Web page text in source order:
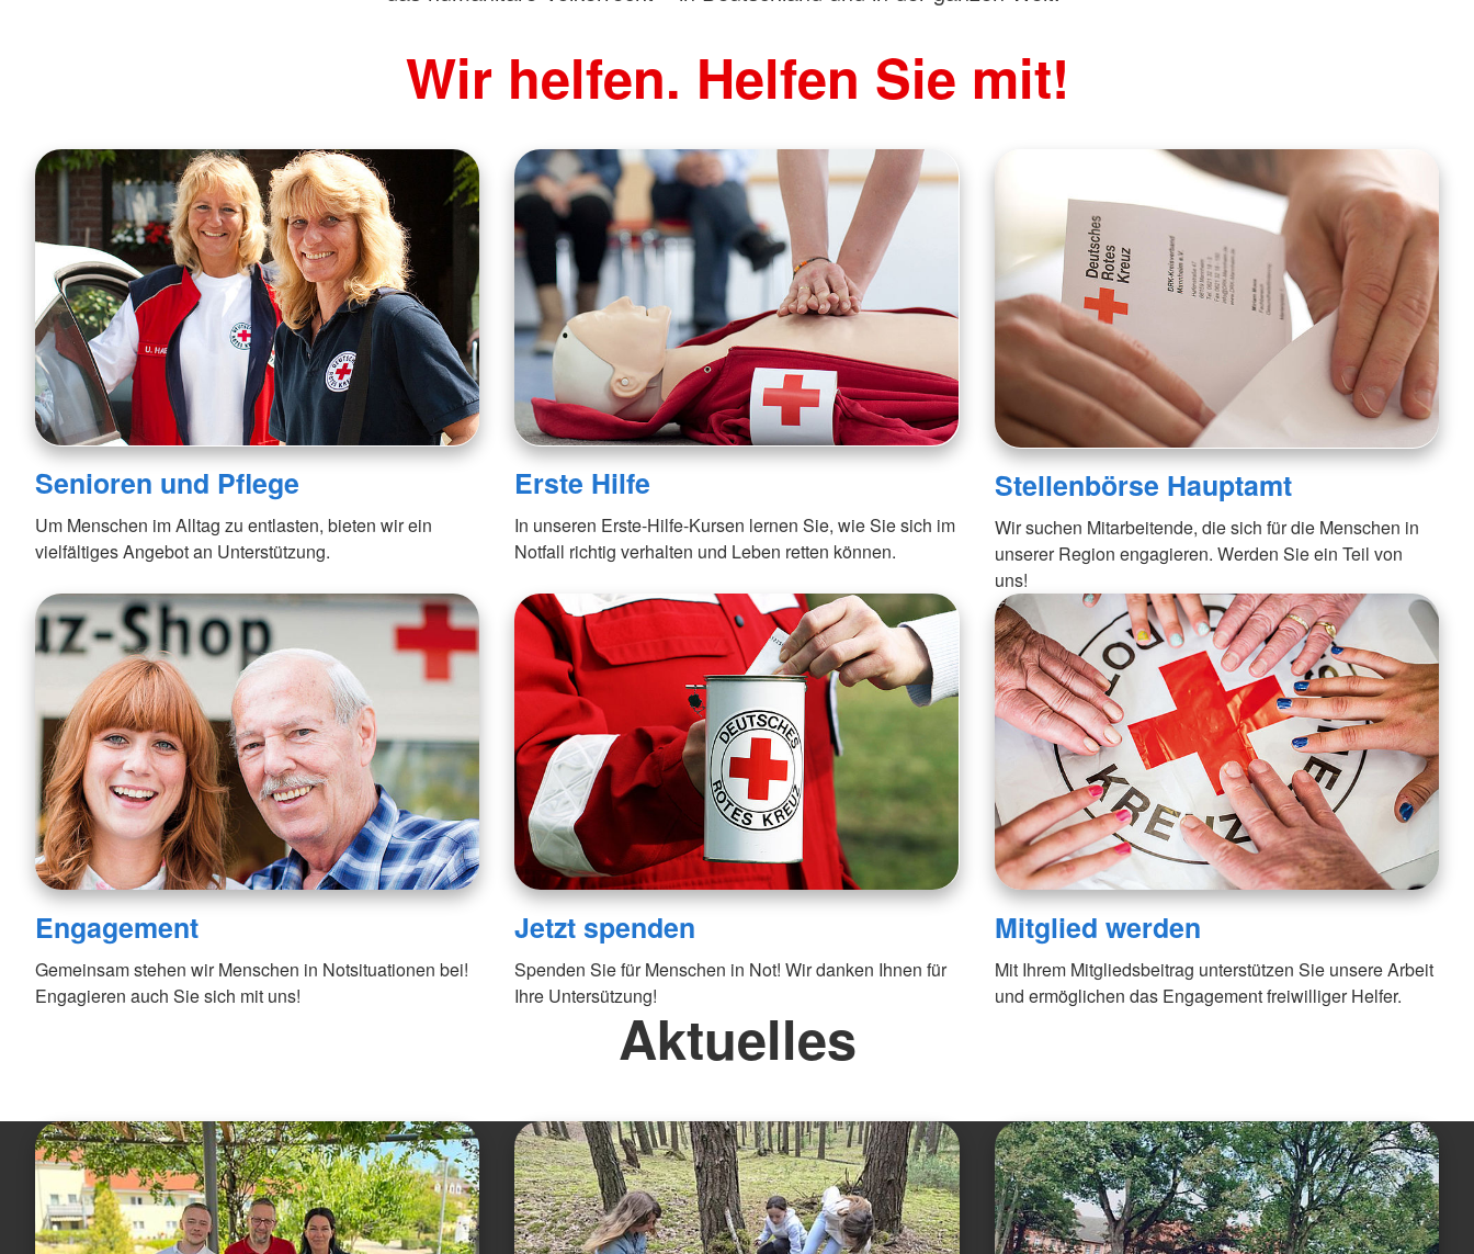
Wir helfen. Helfen Sie mit!
Senioren und Pflege
Um Menschen im Alltag zu entlasten, bieten wir ein
vielfältiges Angebot an Unterstützung.
Erste Hilfe
In unseren Erste-Hilfe-Kursen lernen Sie, wie Sie sich im
Notfall richtig verhalten und Leben retten können.
Stellenbörse Hauptamt
Wir suchen Mitarbeitende, die sich für die Menschen in
unserer Region engagieren. Werden Sie ein Teil von
uns!
Engagement
Gemeinsam stehen wir Menschen in Notsituationen bei!
Engagieren auch Sie sich mit uns!
Jetzt spenden
Spenden Sie für Menschen in Not! Wir danken Ihnen für
Ihre Untersützung!
Mitglied werden
Mit Ihrem Mitgliedsbeitrag unterstützen Sie unsere Arbeit
und ermöglichen das Engagement freiwilliger Helfer.
Aktuelles